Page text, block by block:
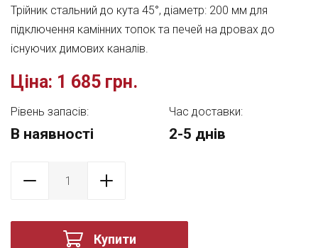
Трійник стальний до кута 45°, діаметр: 200 мм для
підключення камінних топок та печей на дровах до
існуючих димових каналів.
Ціна: 1 685 грн.
Рівень запасів:
В наявності
Час доставки:
2-5 днів
Купити